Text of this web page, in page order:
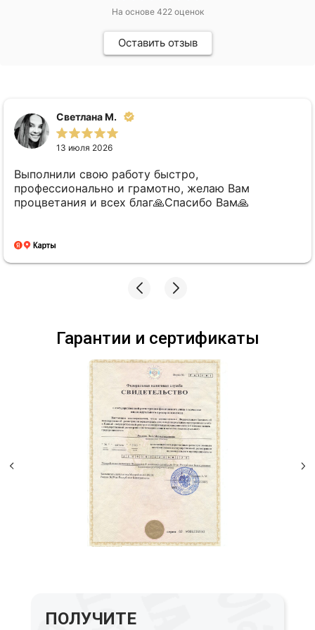
На основе 422оценок
Оставить отзыв
Светлана М.
13 июля 2026
Выполнили свою работу быстро,
профессионально и грамотно, желаю Вам
процветания и всех благ🙏Спасибо Вам🙏
Гарантии и сертификаты
ПОЛУЧИТЕ